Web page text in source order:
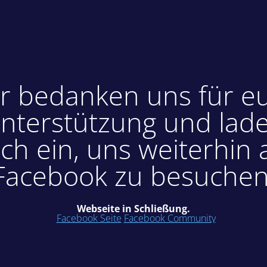
bedanken uns für
und
ein, uns weiterhin
zu
Webseite in Schließung.
Facebook Seite Facebook Community